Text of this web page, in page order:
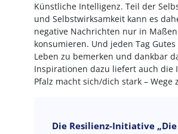
Künstliche Intelligenz. Teil der
und Selbstwirksamkeit kann es
negative Nachrichten nur in
konsumieren. Und jeden Tag
Leben zu bemerken und dankbar
Inspirationen dazu liefert auch die
Pfalz macht sich/dich stark – Wege
Die Resilienz-Initiative „Die